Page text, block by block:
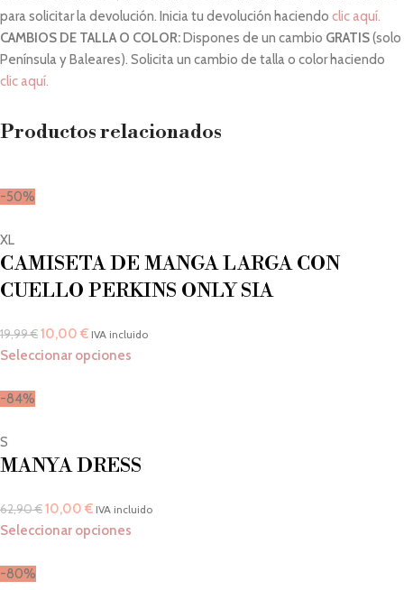
para solicitar la devolución. Inicia tu devolución haciendo clic aquí.
CAMBIOS DE TALLA O COLOR:Dispones de un cambio GRATIS(solo
Península y Baleares). Solicita un cambio de talla o color haciendo
clic aquí.
Productos relacionados
-50%
XL
CAMISETA DE MANGA LARGA CON
CUELLO PERKINS ONLY SIA
19,99€10,00 € IVA incluido
Seleccionar opciones
-84%
S
MANYA DRESS
62,90€10,00 € IVA incluido
Seleccionar opciones
-80%